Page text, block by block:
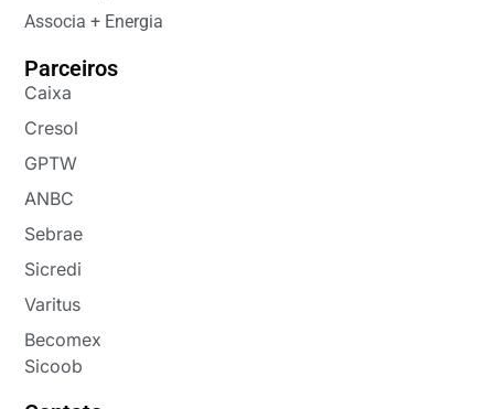
Associa + Energia
Parceiros
Caixa
Cresol
GPTW
ANBC
Sebrae
Sicredi
Varitus
Becomex
Sicoob